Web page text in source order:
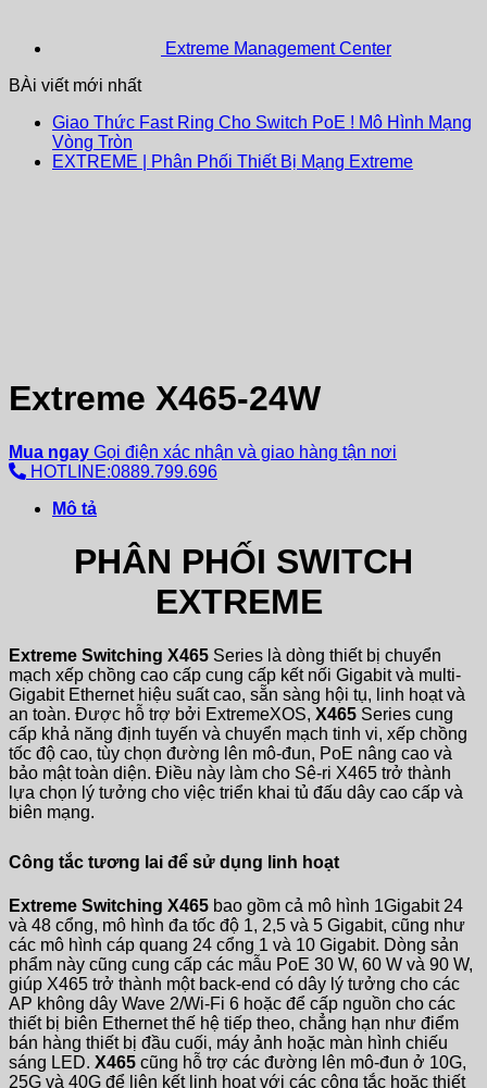
Extreme Management Center
BÀi viết mới nhất
Giao Thức Fast Ring Cho Switch PoE ! Mô Hình Mạng
Vòng Tròn
EXTREME | Phân Phối Thiết Bị Mạng Extreme
Extreme X465-24W
Mua ngay Gọi điện xác nhận và giao hàng tận nơi
HOTLINE:0889.799.696
Mô tả
PHÂN PHỐI SWITCH
EXTREME
Extreme Switching X465 Series là dòng thiết bị chuyển
mạch xếp chồng cao cấp cung cấp kết nối Gigabit và multi-
Gigabit Ethernet hiệu suất cao, sẵn sàng hội tụ, linh hoạt và
an toàn. Được hỗ trợ bởi ExtremeXOS, X465 Series cung
cấp khả năng định tuyến và chuyển mạch tinh vi, xếp chồng
tốc độ cao, tùy chọn đường lên mô-đun, PoE nâng cao và
bảo mật toàn diện. Điều này làm cho Sê-ri X465 trở thành
lựa chọn lý tưởng cho việc triển khai tủ đấu dây cao cấp và
biên mạng.
Công tắc tương lai để sử dụng linh hoạt
Extreme Switching X465 bao gồm cả mô hình 1Gigabit 24
và 48 cổng, mô hình đa tốc độ 1, 2,5 và 5 Gigabit, cũng như
các mô hình cáp quang 24 cổng 1 và 10 Gigabit. Dòng sản
phẩm này cũng cung cấp các mẫu PoE 30 W, 60 W và 90 W,
giúp X465 trở thành một back-end có dây lý tưởng cho các
AP không dây Wave 2/Wi-Fi 6 hoặc để cấp nguồn cho các
thiết bị biên Ethernet thế hệ tiếp theo, chẳng hạn như điểm
bán hàng thiết bị đầu cuối, máy ảnh hoặc màn hình chiếu
sáng LED. X465 cũng hỗ trợ các đường lên mô-đun ở 10G,
25G và 40G để liên kết linh hoạt với các công tắc hoặc thiết